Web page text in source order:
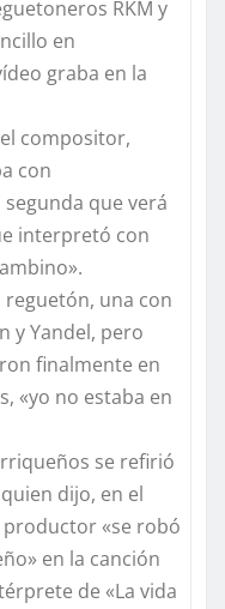
RKM y
en
graba en la
compositor,
con
que verá
interpretó con
una con
y Yandel, pero
finalmente en
«yo no estaba en
se refirió
dijo, en el
«se robó
en la canción
de «La vida